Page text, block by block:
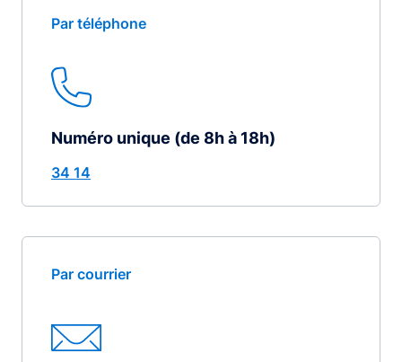
Par téléphone
Numéro unique (de 8h à 18h)
34 14
Par courrier